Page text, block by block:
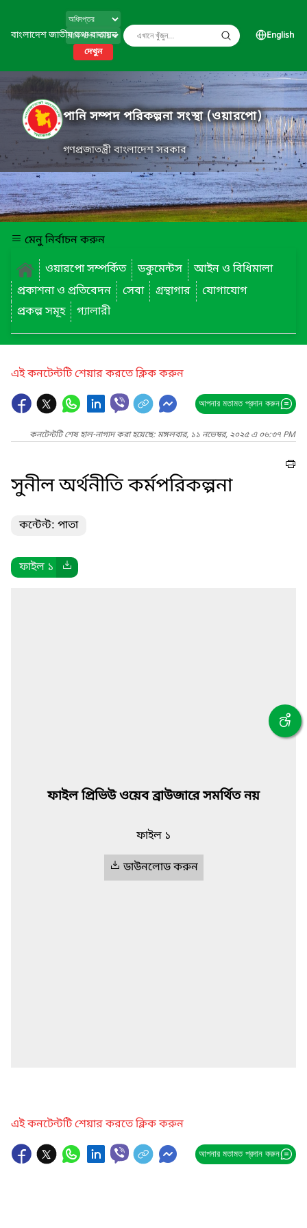
বাংলাদেশ জাতীয় তথ্য বাতায়ন
দেখুন
English
পানি সম্পদ পরিকল্পনা সংস্থা (ওয়ারপো)
গণপ্রজাতন্ত্রী বাংলাদেশ সরকার
মেনু নির্বাচন করুন
ওয়ারপো সম্পর্কিত
ডকুমেন্টস
আইন ও বিধিমালা
প্রকাশনা ও প্রতিবেদন
সেবা গ্রন্থাগার
যোগাযোগ
প্রকল্প সমূহ
গ্যালারী
এই কনটেন্টটি শেয়ার করতে ক্লিক করুন
আপনার মতামত প্রদান করুন
কনটেন্টটি শেষ হাল-নাগাদ করা হয়েছে: মঙ্গলবার, ১১ নভেম্বর, ২০২৫ এ ০৬:৩৭ PM
সুনীল অর্থনীতি কর্মপরিকল্পনা
কন্টেন্ট: পাতা
ফাইল ১
ফাইল প্রিভিউ ওয়েব ব্রাউজারে সমর্থিত নয়
ফাইল ১
ডাউনলোড করুন
এই কনটেন্টটি শেয়ার করতে ক্লিক করুন
আপনার মতামত প্রদান করুন